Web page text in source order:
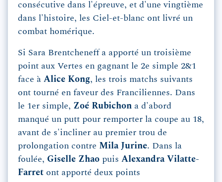
consécutive dans l'épreuve, et d'une vingtième
dans l'histoire, les Ciel-et-blanc ont livré un
combat homérique.
Si Sara Brentcheneff a apporté un troisième
point aux Vertes en gagnant le 2e simple 2&1
face à Alice Kong, les trois matchs suivants
ont tourné en faveur des Franciliennes. Dans
le 1er simple, Zoé Rubichon a d'abord
manqué un putt pour remporter la coupe au 18,
avant de s'incliner au premier trou de
prolongation contre Mila Jurine. Dans la
foulée, Giselle Zhao puis Alexandra Vilatte-
Farret ont apporté deux points